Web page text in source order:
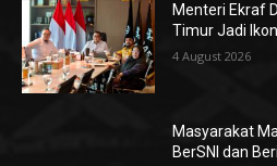
Menteri Ekraf
Timur Jadi
4 August 2026
Masyarakat
BerSNI dan